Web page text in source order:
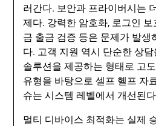
러간다. 보안과 프라이버시는
제다. 강력한 암호화, 로그인
금 출금 검증 등은 문제가 발생
다. 고객 지원 역시 단순한 상
솔루션을 제공하는 형태로 고
유형을 바탕으로 셀프 헬프 자
슈는 시스템 레벨에서 개선된
멀티 디바이스 최적화는 실제